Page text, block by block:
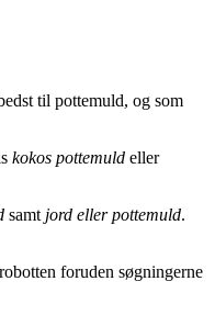
til pottemuld, og som
kokos pottemuld eller
samt jord eller pottemuld.
foruden søgningerne